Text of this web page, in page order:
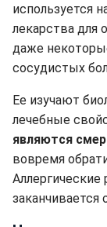
используется
лекарства для
даже
сосудистых
Ее изучают
лечебные
являются
вовремя
Аллергические
заканчивается